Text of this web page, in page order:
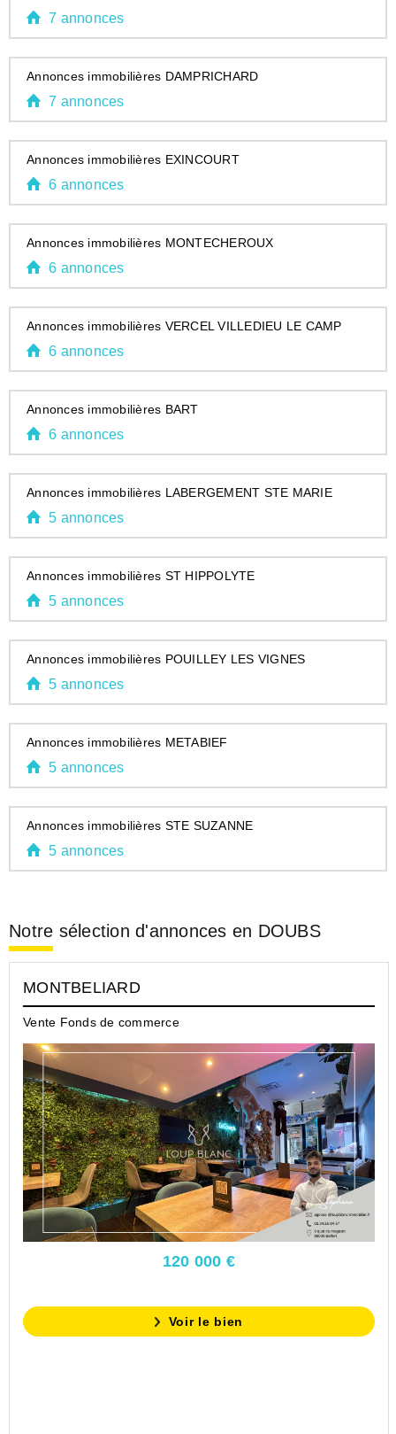
7 annonces
Annonces immobilières DAMPRICHARD
7 annonces
Annonces immobilières EXINCOURT
6 annonces
Annonces immobilières MONTECHEROUX
6 annonces
Annonces immobilières VERCEL VILLEDIEU LE CAMP
6 annonces
Annonces immobilières BART
6 annonces
Annonces immobilières LABERGEMENT STE MARIE
5 annonces
Annonces immobilières ST HIPPOLYTE
5 annonces
Annonces immobilières POUILLEY LES VIGNES
5 annonces
Annonces immobilières METABIEF
5 annonces
Annonces immobilières STE SUZANNE
5 annonces
Notre sélection d'annonces en DOUBS
MONTBELIARD
Vente Fonds de commerce
120 000 €
Voir le bien